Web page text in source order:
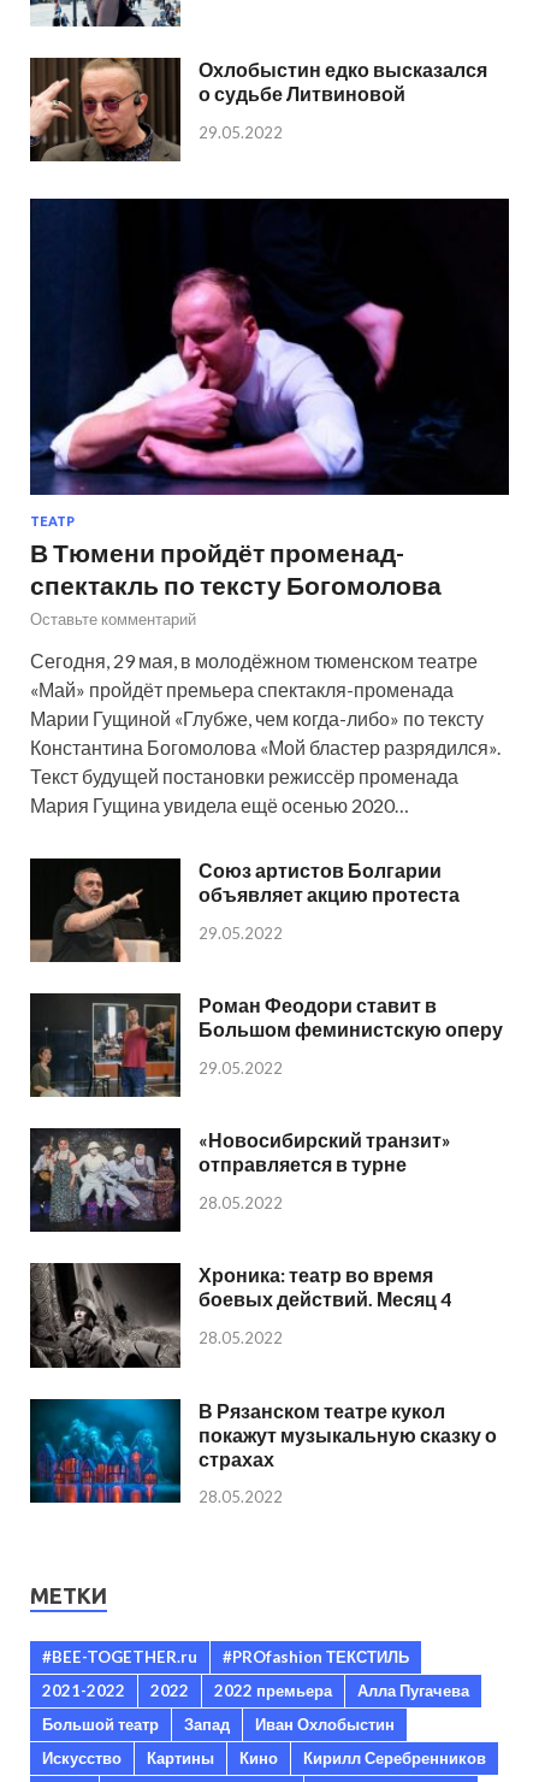
Охлобыстин едко высказался
о судьбе Литвиновой
29.05.2022
ТЕАТР
В Тюмени пройдёт променад-
спектакль по тексту Богомолова
Оставьте комментарий
Сегодня, 29 мая, в молодёжном тюменском театре
«Май» пройдёт премьера спектакля-променада
Марии Гущиной «Глубже, чем когда-либо» по тексту
Константина Богомолова «Мой бластер разрядился».
Текст будущей постановки режиссёр променада
Мария Гущина увидела ещё осенью 2020…
Союз артистов Болгарии
объявляет акцию протеста
29.05.2022
Роман Феодори ставит в
Большом феминистскую оперу
29.05.2022
«Новосибирский транзит»
отправляется в турне
28.05.2022
Хроника: театр во время
боевых действий. Месяц 4
28.05.2022
В Рязанском театре кукол
покажут музыкальную сказку о
страхах
28.05.2022
МЕТКИ
#BEE-TOGETHER.ru
#PROfashion ТЕКСТИЛЬ
2021-2022
2022 2022 премьера
Алла Пугачева
Большой театр
Запад
Иван Охлобыстин
Искусство
Картины Кино
Кирилл Серебренников